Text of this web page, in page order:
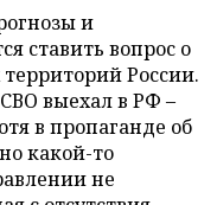
и
ставить вопрос о
России.
выехал в РФ –
в пропаганде об
какой-то
не